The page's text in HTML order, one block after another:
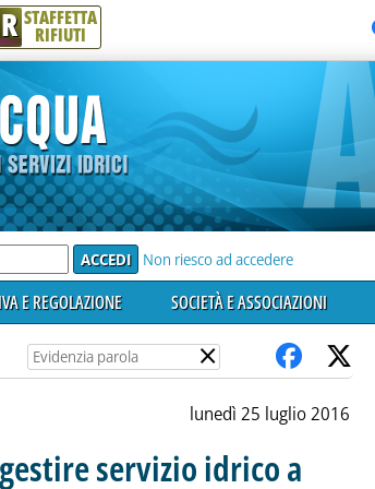
R STAFFETTA
RIFIUTI
Non riesco ad accedere
E REGOLAZIONE SOCIETÀ E ASSOCIAZIONI
×
lunedì 25 luglio 2016
servizio idrico a